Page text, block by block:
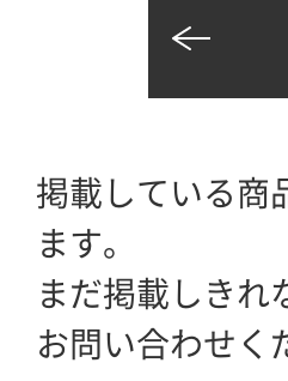
掲載している商
ます。
まだ掲載しきれ
お問い合わせく